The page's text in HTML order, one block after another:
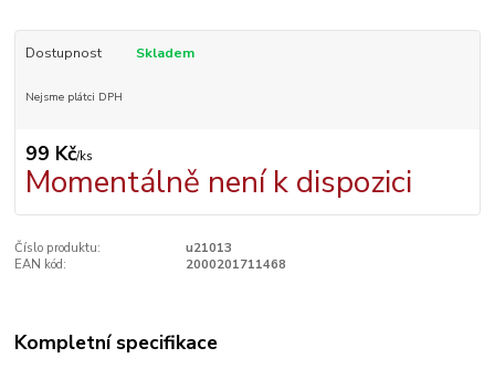
Dostupnost Skladem
Nejsme plátci DPH
99 Kč/ks
Momentálně není k dispozici
Číslo produktu:
u21013
EAN kód:
2000201711468
Kompletní specifikace